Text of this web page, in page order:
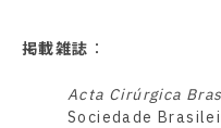
掲載雑誌 ：
Acta Cirúrgica
Sociedade